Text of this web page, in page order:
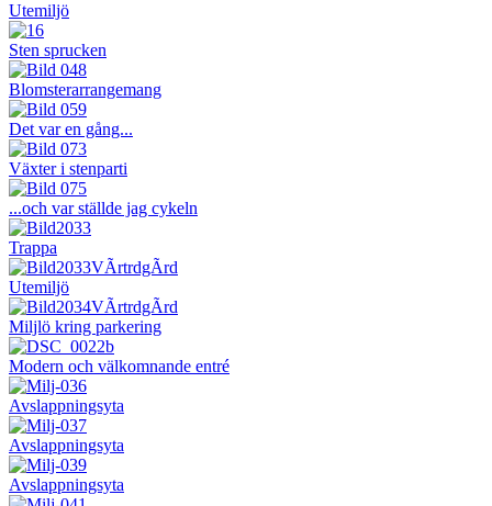
Utemiljö
Sten sprucken
Blomsterarrangemang
Det var en gång...
Växter i stenparti
...och var ställde jag cykeln
Trappa
Utemiljö
Miljlö kring parkering
Modern och välkomnande entré
Avslappningsyta
Avslappningsyta
Avslappningsyta